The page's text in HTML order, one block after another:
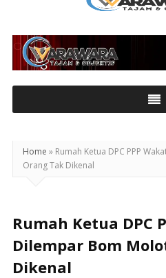
Home » Rumah Ketua DPC PPP
Orang Tak Dikenal
Rumah Ketua DPC
Dilempar Bom
Dikenal